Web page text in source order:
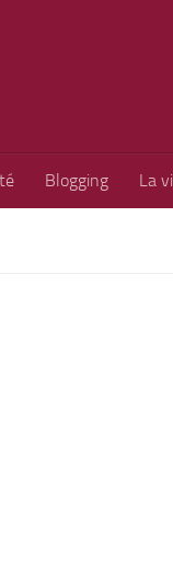
Blogging La